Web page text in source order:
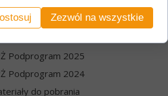
Zarząd i zespół
Podprogram 2025
Podprogram 2024
do pobrania
Zezwól na wszystkie